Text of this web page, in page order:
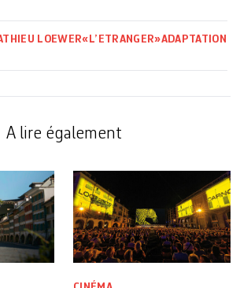
LOEWER«L’ETRANGER»ADAPTATION
A lire également